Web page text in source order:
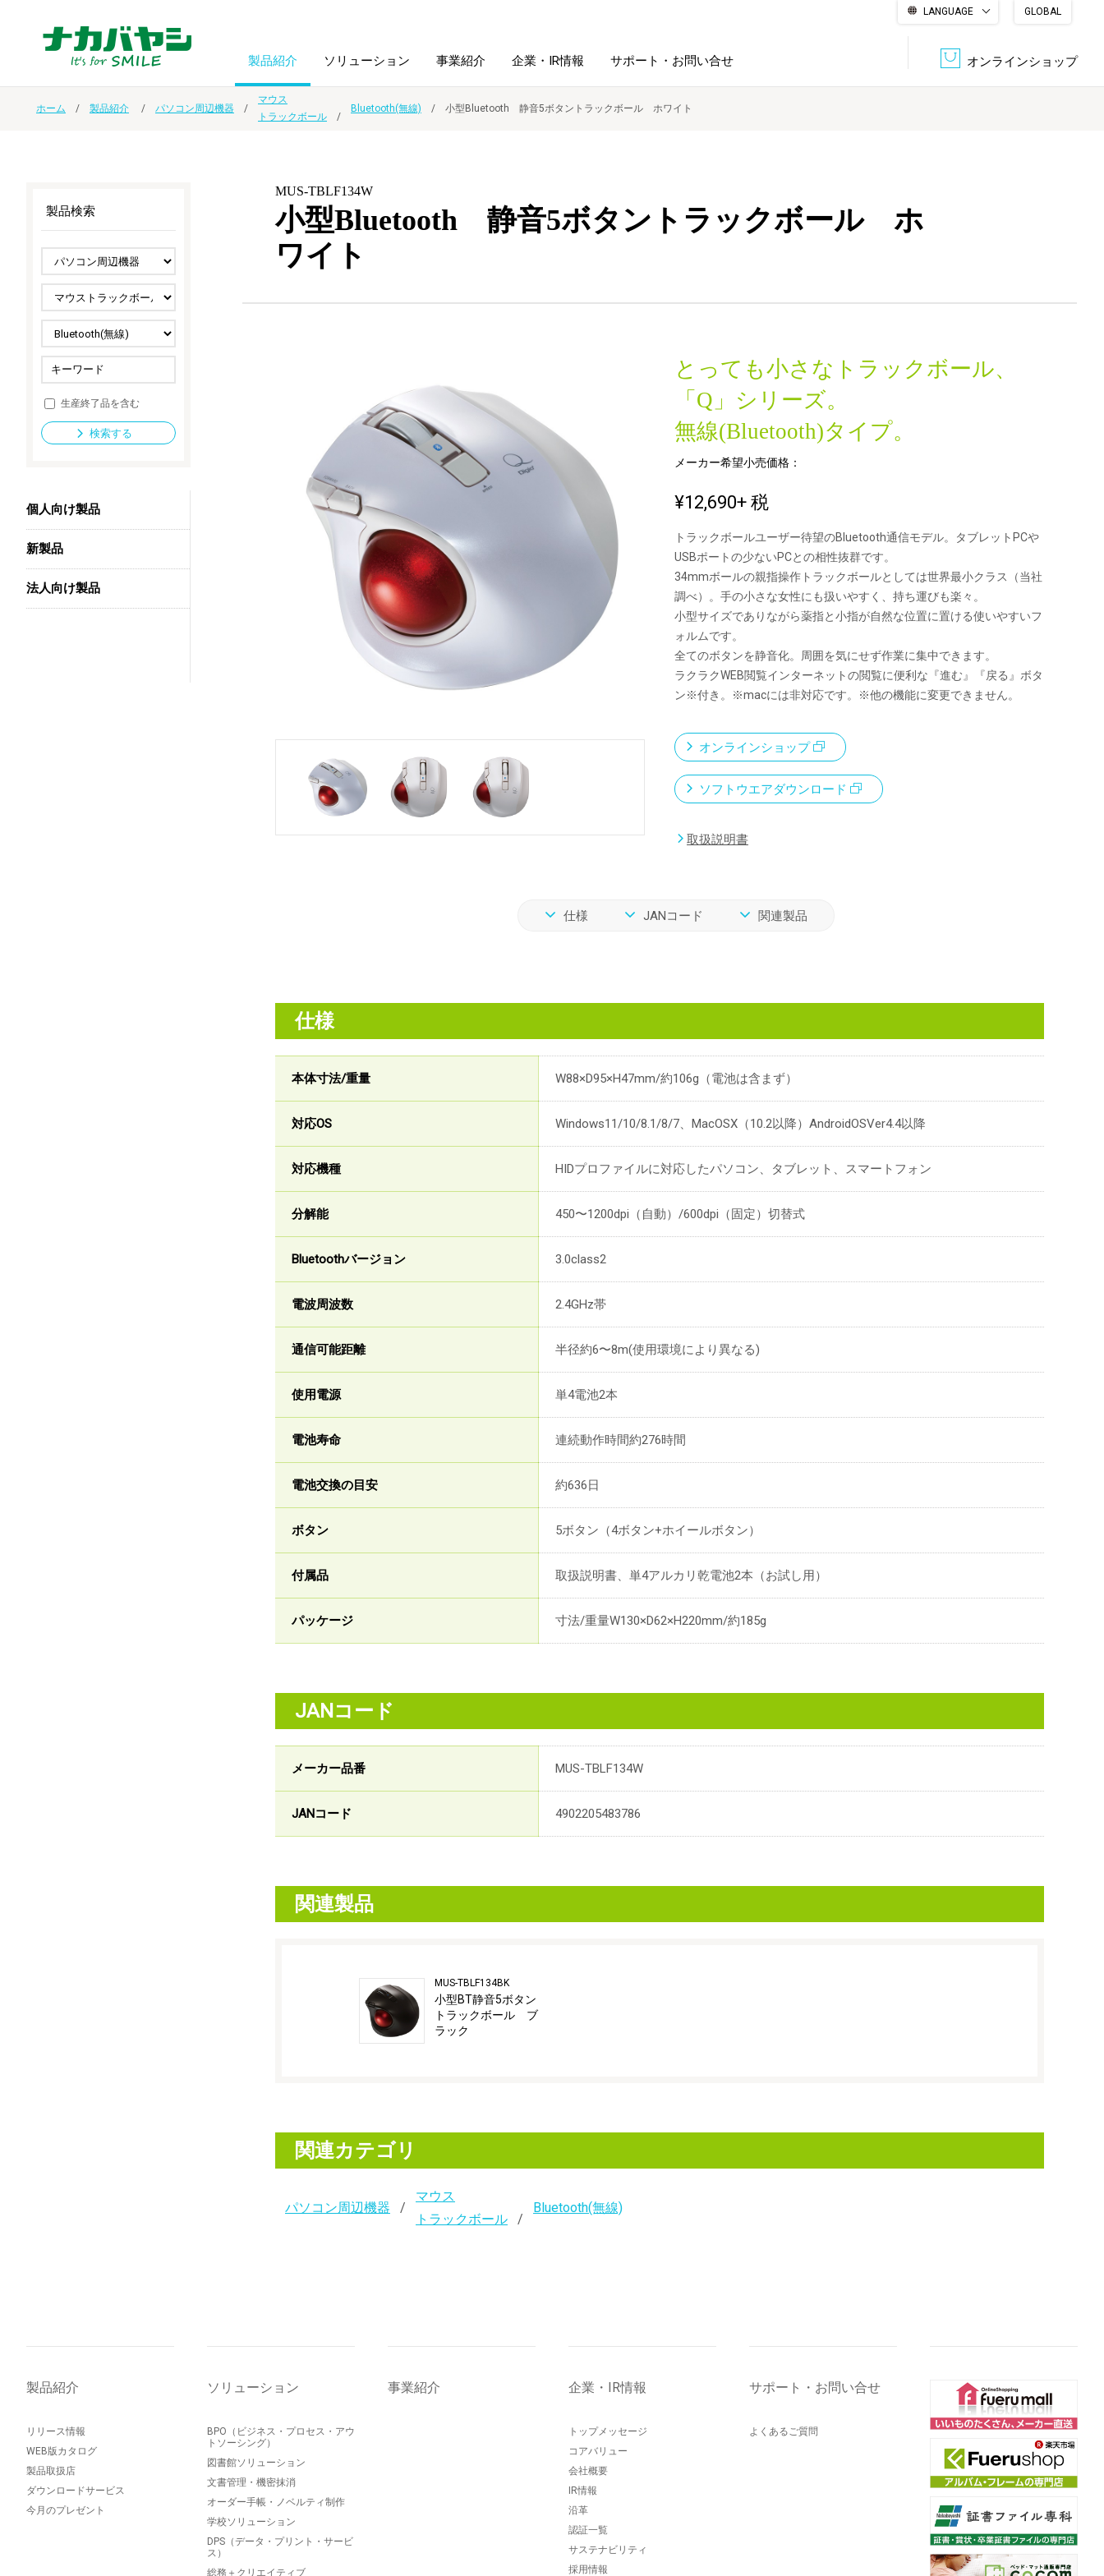
LANGUAGE
GLOBAL
オンラインショップ
製品紹介
ノート・紙製品
ホルダー用品
筆記具
スマートフォン・
タブレット関連
ゲーム関連
防災・
セキュリティ用品
法人向け製品 新製品一覧
ソリューション
オーダー手帳・ノベルティ制作 学校ソリューション DPS（データ・プリント・サービス）
ドキュメントスキャニングサービス
導入事例
事業紹介 企業・IR情報
IR情報 認証一覧
サステナビリティ
サポート・お問い合せ
ホーム 製品紹介 パソコン周辺機器
マウス
トラックボール
Bluetooth(無線) 小型Bluetooth 静音5ボタントラックボール ホワイト
MUS-TBLF134W
小型Bluetooth 静音5ボタントラックボール ホ
ワイト
とっても小さなトラックボール、
「Q」シリーズ。
無線(Bluetooth)タイプ。
メーカー希望小売価格：
¥12,690+ 税
トラックボールユーザー待望のBluetooth通信モデル。タブレットPCや
USBポートの少ないPCとの相性抜群です。
34mmボールの親指操作トラックボールとしては世界最小クラス（当社
調べ）。手の小さな女性にも扱いやすく、持ち運びも楽々。
小型サイズでありながら薬指と小指が自然な位置に置ける使いやすいフ
ォルムです。
全てのボタンを静音化。周囲を気にせず作業に集中できます。
ラクラクWEB閲覧インターネットの閲覧に便利な『進む』『戻る』ボタ
ン※付き。※macには非対応です。※他の機能に変更できません。
オンラインショップ
ソフトウエアダウンロード
取扱説明書
仕様 JANコード 関連製品
仕様
本体寸法/重量 W88×D95×H47mm/約106g（電池は含まず）
対応OS Windows11/10/8.1/8/7、MacOSX（10.2以降）AndroidOSVer4.4以降
対応機種 HIDプロファイルに対応したパソコン、タブレット、スマートフォン
分解能 450〜1200dpi（自動）/600dpi（固定）切替式
Bluetoothバージョン 3.0class2
電波周波数 2.4GHz帯
通信可能距離 半径約6〜8m(使用環境により異なる)
使用電源 単4電池2本
電池寿命 連続動作時間約276時間
電池交換の目安 約636日
ボタン 5ボタン（4ボタン+ホイールボタン）
付属品 取扱説明書、単4アルカリ乾電池2本（お試し用）
パッケージ 寸法/重量W130×D62×H220mm/約185g
JANコード
メーカー品番 MUS-TBLF134W
JANコード 4902205483786
関連製品
MUS-TBLF134BK
小型BT静音5ボタン
トラックボール ブ
ラック
関連カテゴリ
パソコン周辺機器
マウス
トラックボール
Bluetooth(無線)
製品検索
生産終了品を含む
検索する
個人向け製品
新製品
法人向け製品
製品紹介
リリース情報
WEB版カタログ
製品取扱店
ダウンロードサービス
今月のプレゼント
ソリューション
BPO（ビジネス・プロセス・アウ
トソーシング）
図書館ソリューション
文書管理・機密抹消
オーダー手帳・ノベルティ制作
学校ソリューション
DPS（データ・プリント・サービ
ス）
総務＋クリエイティブ
事業紹介 企業・IR情報
トップメッセージ
コアバリュー
会社概要
IR情報
沿革
認証一覧
サステナビリティ
採用情報
サポート・お問い合せ
よくあるご質問